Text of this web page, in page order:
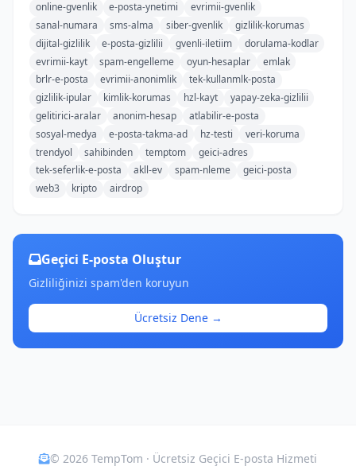
online-gvenlik
e-posta-ynetimi
evrimii-gvenlik
sanal-numara
sms-alma siber-gvenlik
gizlilik-korumas
dijital-gizlilik
e-posta-gizlilii gvenli-iletiim
dorulama-kodlar
evrimii-kayt
spam-engelleme oyun-hesaplar
emlak
brlr-e-posta
evrimii-anonimlik
tek-kullanmlk-posta
gizlilik-ipular
kimlik-korumas hzl-kayt
yapay-zeka-gizlilii
gelitirici-aralar
anonim-hesap
atlabilir-e-posta
sosyal-medya
e-posta-takma-ad hz-testi
veri-koruma
trendyol
sahibinden temptom
geici-adres
tek-seferlik-e-posta
akll-ev spam-nleme
geici-posta
web3
kripto airdrop
Geçici E-posta Oluştur
Gizliliğinizi spam'den koruyun
Ücretsiz Dene →
© 2026 TempTom · Ücretsiz Geçici E-posta Hizmeti